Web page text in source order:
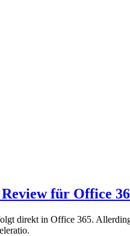
für Office
direkt in Office 365.